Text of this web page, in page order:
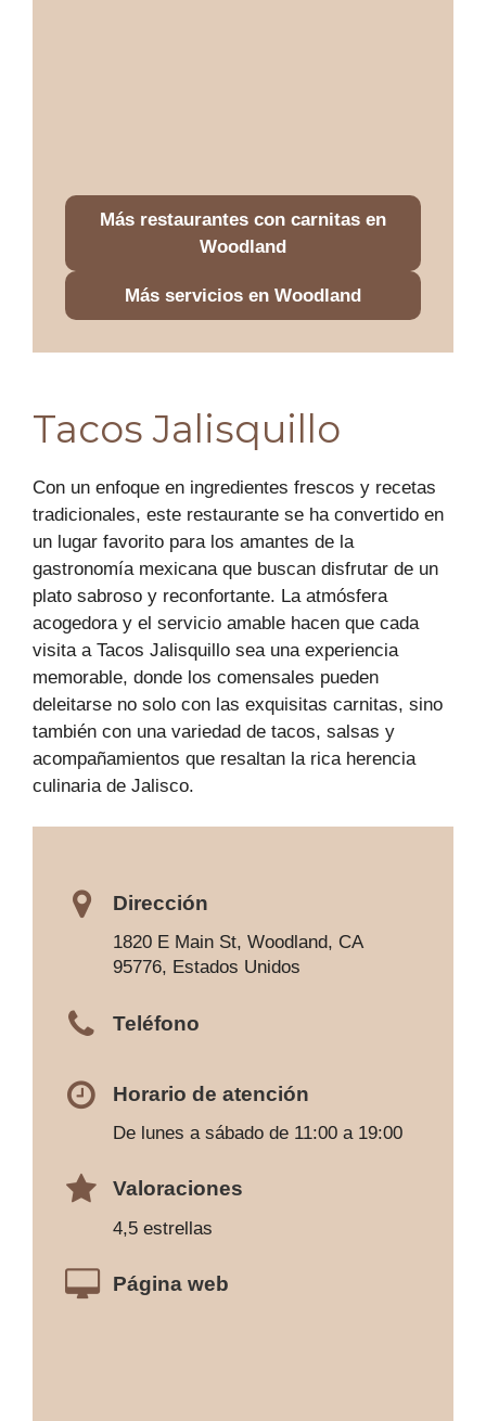
Más restaurantes con carnitas en
Woodland
Más servicios en Woodland
Tacos Jalisquillo
Con un enfoque en ingredientes frescos y recetas
tradicionales, este restaurante se ha convertido en
un lugar favorito para los amantes de la
gastronomía mexicana que buscan disfrutar de un
plato sabroso y reconfortante. La atmósfera
acogedora y el servicio amable hacen que cada
visita a Tacos Jalisquillo sea una experiencia
memorable, donde los comensales pueden
deleitarse no solo con las exquisitas carnitas, sino
también con una variedad de tacos, salsas y
acompañamientos que resaltan la rica herencia
culinaria de Jalisco.
Dirección
1820 E Main St, Woodland, CA
95776, Estados Unidos
Teléfono
Horario de atención
De lunes a sábado de 11:00 a 19:00
Valoraciones
4,5 estrellas
Página web